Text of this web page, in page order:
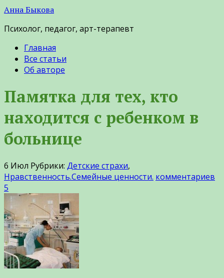
Анна Быкова
Психолог, педагог, арт-терапевт
Главная
Все статьи
Об авторе
Памятка для тех, кто
находится с ребенком в
больнице
6 Июл Рубрики: Детские страхи,
Нравственность.Семейные ценности. комментариев
5